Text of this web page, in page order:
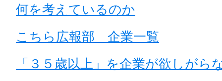
何を考えているのか
こちら広報部 企業一覧
「３５歳以上」を企業が欲しがら